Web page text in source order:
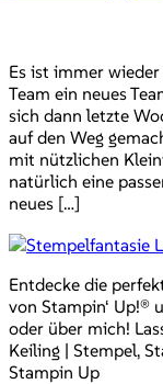
Es ist immer
Team ein neues
sich dann letzte
auf den Weg
mit nützlichen
natürlich eine
neues […]
Entdecke die
von Stampin‘ Up!®
oder über mich!
Keiling | Stempel,
Stampin Up